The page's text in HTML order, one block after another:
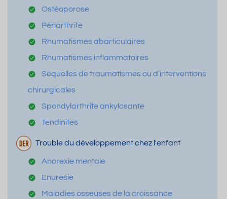
Ostéoporose
Périarthrite
Rhumatismes abarticulaires
Rhumatismes inflammatoires
Séquelles de traumatismes ou d’interventions
chirurgicales
Spondylarthrite ankylosante
Tendinites
Trouble du développement chez l'enfant
Anorexie mentale
Enurésie
Maladies osseuses de la croissance